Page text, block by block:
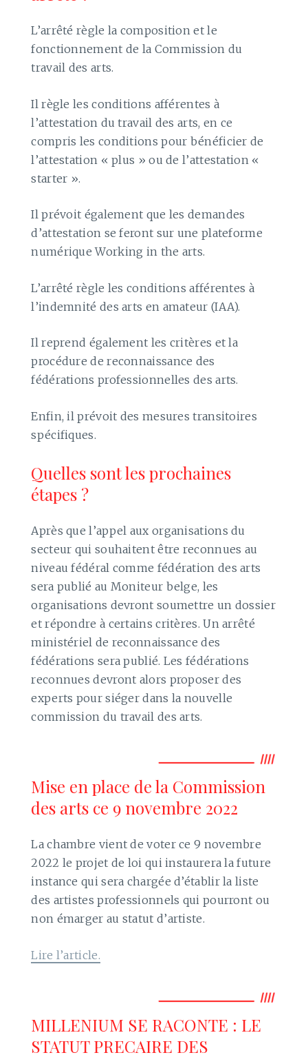
L’arrêté règle la composition et le
fonctionnement de la Commission du
travail des arts.
Il règle les conditions afférentes à
l’attestation du travail des arts, en ce
compris les conditions pour bénéficier de
l’attestation « plus » ou de l’attestation «
starter ».
Il prévoit également que les demandes
d’attestation se feront sur une plateforme
numérique Working in the arts.
L’arrêté règle les conditions afférentes à
l’indemnité des arts en amateur (IAA).
Il reprend également les critères et la
procédure de reconnaissance des
fédérations professionnelles des arts.
Enfin, il prévoit des mesures transitoires
spécifiques.
Quelles sont les prochaines
étapes ?
Après que l’appel aux organisations du
secteur qui souhaitent être reconnues au
niveau fédéral comme fédération des arts
sera publié au Moniteur belge, les
organisations devront soumettre un dossier
et répondre à certains critères. Un arrêté
ministériel de reconnaissance des
fédérations sera publié. Les fédérations
reconnues devront alors proposer des
experts pour siéger dans la nouvelle
commission du travail des arts.
Mise en place de la Commission
des arts ce 9 novembre 2022
La chambre vient de voter ce 9 novembre
2022 le projet de loi qui instaurera la future
instance qui sera chargée d’établir la liste
des artistes professionnels qui pourront ou
non émarger au statut d’artiste.
Lire l’article.
MILLENIUM SE RACONTE : LE
STATUT PRECAIRE DES